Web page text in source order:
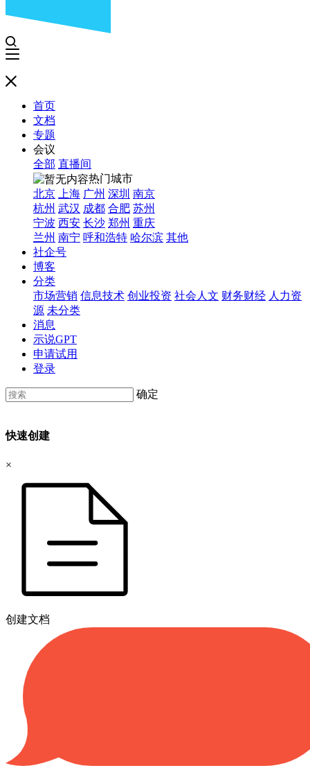
首页
文档
专题
会议
全部 直播间
热门城市
北京
上海 广州 深圳 南京
杭州 武汉 成都 合肥 苏州
宁波 西安 长沙 郑州 重庆
兰州 南宁 呼和浩特 哈尔滨 其他
社企号
博客
分类
市场营销 信息技术 创业投资 社会人文 财务财经 人力资
源 未分类
消息
示说GPT
申请试用
登录
确定
快速创建
×
创建文档